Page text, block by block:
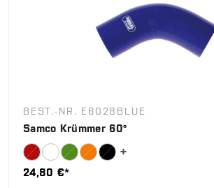
BEST.-NR. E6028BLUE
Samco Krümmer 60°
24,80 €*